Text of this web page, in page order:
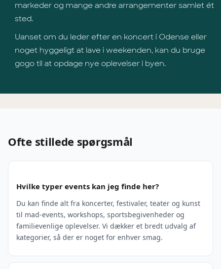
markeder og mange andre arrangementer samlet ét
sted.
Uanset om du leder efter en koncert i Odense eller
noget hyggeligt at lave i weekenden, kan du bruge
gogo til at opdage nye oplevelser i byen.
Ofte stillede spørgsmål
Hvilke typer events kan jeg finde her?
Du kan finde alt fra koncerter, festivaler, teater og kunst
til mad-events, workshops, sportsbegivenheder og
familievenlige oplevelser. Vi dækker et bredt udvalg af
kategorier, så der er noget for enhver smag.